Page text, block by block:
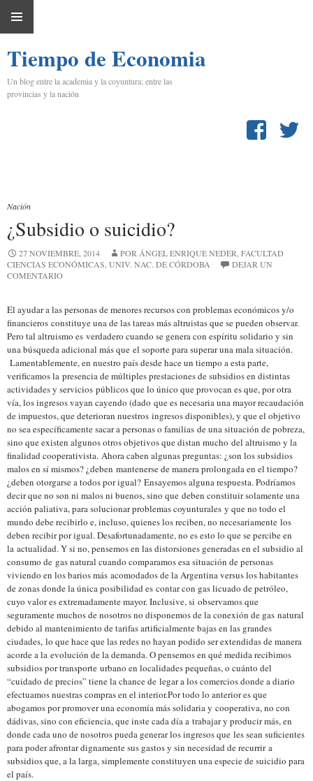
PRINCIPAL
CONTENIDO
Tiempo de Economia
Un blog entre la academia y la coyuntura; entre las
provincias y la nación
Nación
¿Subsidio o suicidio?
27 NOVIEMBRE, 2014
POR ÁNGEL ENRIQUE NEDER, FACULTAD
CIENCIAS ECONÓMICAS, UNIV. NAC. DE CÓRDOBA
DEJAR UN
COMENTARIO
El ayudar a las personas de menores recursos con problemas económicos y/o
financieros constituye una de las tareas más altruistas que se pueden observar.
Pero tal altruismo es verdadero cuando se genera con espíritu solidario y sin
una búsqueda adicional más que el soporte para superar una mala situación.
Lamentablemente, en nuestro país desde hace un tiempo a esta parte,
verificamos la presencia de múltiples prestaciones de subsidios en distintas
actividades y servicios públicos que lo único que provocan es que, por otra
vía, los ingresos vayan cayendo (dado que es necesaria una mayor recaudación
de impuestos, que deterioran nuestros ingresos disponibles), y que el objetivo
no sea específicamente sacar a personas o familias de una situación de pobreza,
sino que existen algunos otros objetivos que distan mucho del altruismo y la
finalidad cooperativista. Ahora caben algunas preguntas: ¿son los subsidios
malos en sí mismos? ¿deben mantenerse de manera prolongada en el tiempo?
¿deben otorgarse a todos por igual? Ensayemos alguna respuesta.Podríamos
decir que no son ni malos ni buenos, sino que deben constituir solamente una
acción paliativa, para solucionar problemas coyunturales y que no todo el
mundo debe recibirlo e, incluso, quienes los reciben, no necesariamente los
deben recibir por igual. Desafortunadamente, no es esto lo que se percibe en
la actualidad. Y si no, pensemos en las distorsiones generadas en el subsidio al
consumo de gas natural cuando comparamos esa situación de personas
viviendo en los barios más acomodados de la Argentina versus los habitantes
de zonas donde la única posibilidad es contar con gas licuado de petróleo,
cuyo valor es extremadamente mayor. Inclusive, si observamos que
seguramente muchos de nosotros no disponemos de la conexión de gas natural
debido al mantenimiento de tarifas artificialmente bajas en las grandes
ciudades, lo que hace que las redes no hayan podido ser extendidas de manera
acorde a la evolución de la demanda. O pensemos en qué medida recibimos
subsidios por transporte urbano en localidades pequeñas, o cuánto del
“cuidado de precios” tiene la chance de legar a los comercios donde a diario
efectuamos nuestras compras en el interior.Por todo lo anterior es que
abogamos por promover una economía más solidaria y cooperativa, no con
dádivas, sino con eficiencia, que inste cada día a trabajar y producir más, en
donde cada uno de nosotros pueda generar los ingresos que les sean suficientes
para poder afrontar dignamente sus gastos y sin necesidad de recurrir a
subsidios que, a la larga, simplemente constituyen una especie de suicidio para
el país.